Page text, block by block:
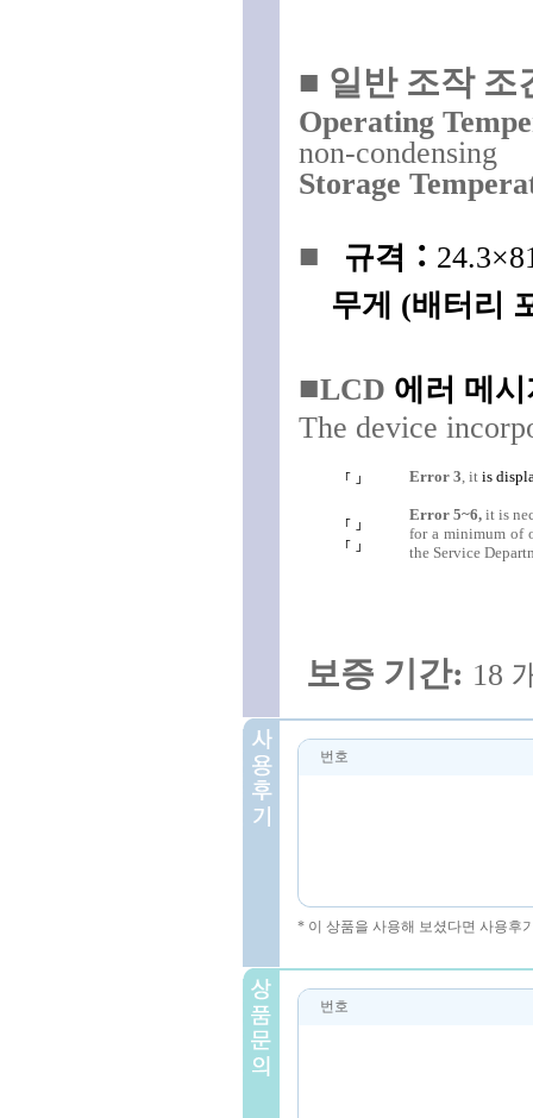
■ 일반 조작 조
Operating
non-condensing
Storage
■ 규격 ：
무게
(배터리
■LCD 에러 메시
The device
「 」 Error 3, it is
「
」
「
」
Error 5~6, it is
for a minimum of
the Service
보증 기간: 18
번호
* 이 상품을 사용해 보셨다면 사용후
번호